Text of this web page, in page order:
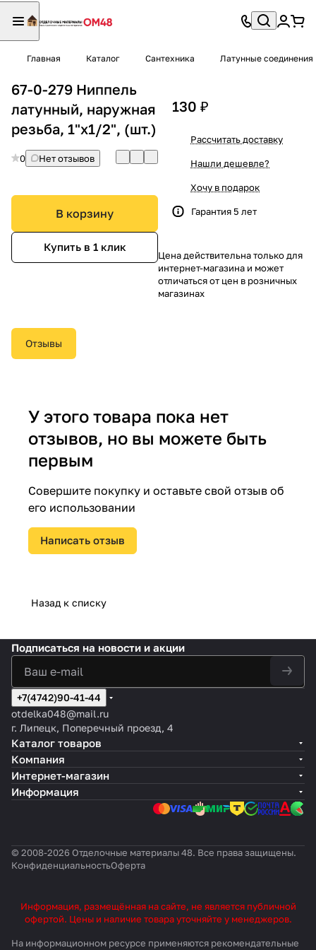
Главная Каталог Сантехника Латунные соединения
67-0-279 Ниппель
латунный, наружная
резьба, 1"x1/2", (шт.)
0 Нет отзывов
В корзину
Купить в 1 клик
130 ₽
Рассчитать доставку
Нашли дешевле?
Хочу в подарок
Гарантия 5 лет
Цена действительна только для
интернет-магазина и может
отличаться от цен в розничных
магазинах
Отзывы
У этого товара пока нет
отзывов, но вы можете быть
первым
Совершите покупку и оставьте свой отзыв об
его использовании
Написать отзыв
Назад к списку
Подписаться на новости и акции
+7(4742)90-41-44
otdelka048@mail.ru
г. Липецк, Поперечный проезд, 4
Каталог товаров
Компания
Интернет-магазин
Информация
© 2008-2026 Отделочные материалы 48. Все права защищены.
КонфиденциальностьОферта
Информация, размещённая на сайте, не является публичной
офертой. Цены и наличие товара уточняйте у менеджеров.
На информационном ресурсе применяются рекомендательные